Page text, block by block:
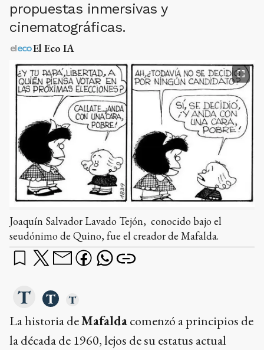
propuestas inmersivas y
cinematográficas.
El Eco IA
Joaquín Salvador Lavado Tejón, ​ conocido bajo el
seudónimo de Quino, fue el creador de Mafalda.
La historia deMafaldacomenzó a principios de
la década de 1960, lejos de su estatus actual